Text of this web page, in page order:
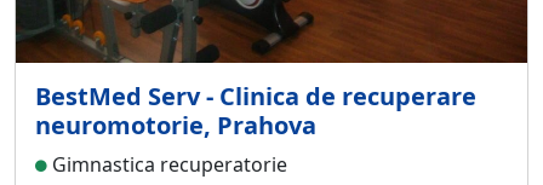
BestMed Serv - Clinica de recuperare
neuromotorie, Prahova
Gimnastica recuperatorie